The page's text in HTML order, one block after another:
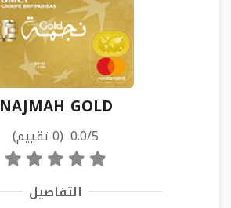
NAJMAH GOLD
0.0/5 (0 تقييم)
التفاصيل